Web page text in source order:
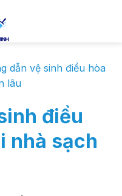
dẫn vệ sinh điều hòa
lâu
điều
nhà sạch